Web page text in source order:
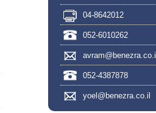
04-8642012
052-6010262
avram@benezra.co.il
052-4387878
yoel@benezra.co.il